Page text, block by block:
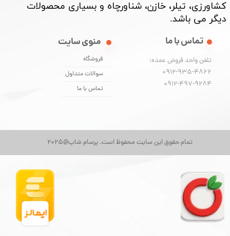
★ ★
تمام حقوق این سایت محفوظ است. پرسام شاپ@2025
کشاورزی، تیلر، خازن، شناورچاه و بسیاری محصولات
دیگر می باشد. ​​​​​​​
منوی سایت
فروشگاه
سوالات متداول
تماس با ما
تماس با ما
تلفن واحد فروش عمده:
0912-935-4866
​​​​​​​0912-497-9284